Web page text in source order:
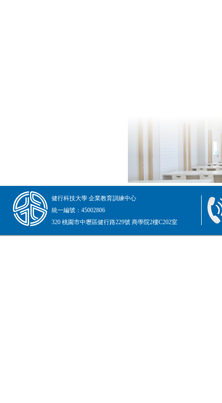
健行科技大學 企業教育訓練中心
統一編號：45002806
320 桃園市中壢區健行路229號 商學院2樓C202室